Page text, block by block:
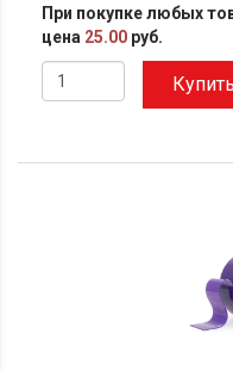
При покупке любых
цена 25.00 руб.
Купить